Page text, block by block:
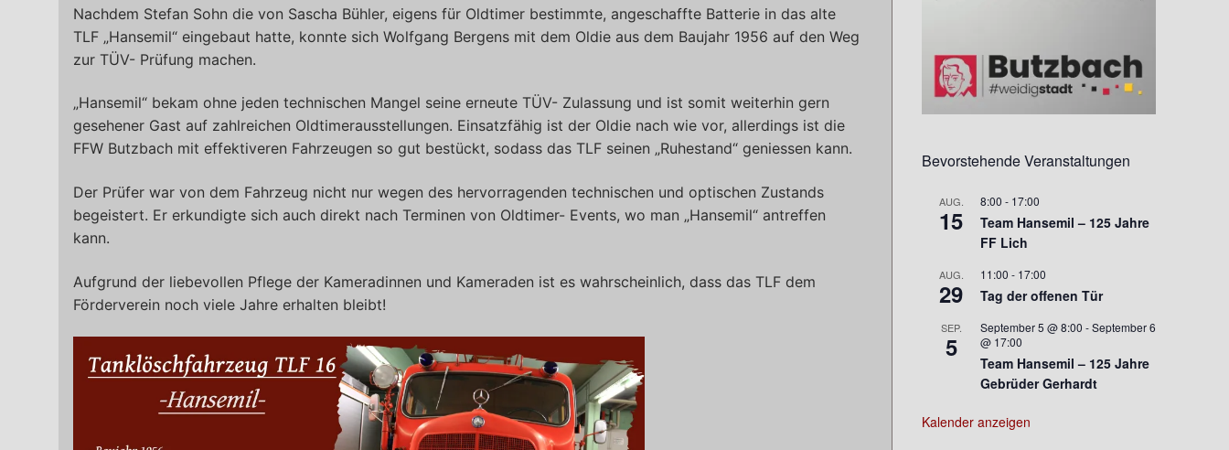
Nachdem Stefan Sohn die von Sascha Bühler, eigens für Oldtimer bestimmte, angeschaffte Batterie in das alte
TLF „Hansemil“ eingebaut hatte, konnte sich Wolfgang Bergens mit dem Oldie aus dem Baujahr 1956 auf den Weg
zur TÜV- Prüfung machen.
„Hansemil“ bekam ohne jeden technischen Mangel seine erneute TÜV- Zulassung und ist somit weiterhin gern
gesehener Gast auf zahlreichen Oldtimerausstellungen. Einsatzfähig ist der Oldie nach wie vor, allerdings ist die
FFW Butzbach mit effektiveren Fahrzeugen so gut bestückt, sodass das TLF seinen „Ruhestand“ geniessen kann.
Der Prüfer war von dem Fahrzeug nicht nur wegen des hervorragenden technischen und optischen Zustands
begeistert. Er erkundigte sich auch direkt nach Terminen von Oldtimer- Events, wo man „Hansemil“ antreffen
kann.
Aufgrund der liebevollen Pflege der Kameradinnen und Kameraden ist es wahrscheinlich, dass das TLF dem
Förderverein noch viele Jahre erhalten bleibt!
Bevorstehende Veranstaltungen
AUG.
15
8:00 - 17:00
Team Hansemil – 125 Jahre
FF Lich
AUG.
29
11:00 - 17:00
Tag der offenen Tür
SEP.
5
September 5 @ 8:00 -September 6
@ 17:00
Team Hansemil – 125 Jahre
Gebrüder Gerhardt
Kalender anzeigen